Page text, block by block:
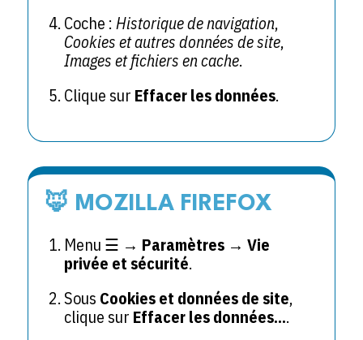
Coche : Historique de navigation,
Cookies et autres données de site,
Images et fichiers en cache.
Clique sur Effacer les données.
🦊 MOZILLA FIREFOX
Menu ☰ → Paramètres→ Vie
privée et sécurité.
Sous Cookies et données de site,
clique sur Effacer les données….